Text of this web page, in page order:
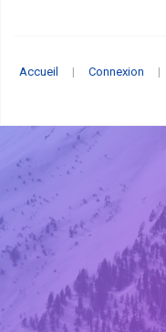
Accueil | Connexion |